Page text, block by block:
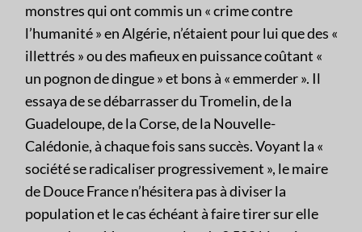
monstres qui ont commis un « crime contre
l’humanité » en Algérie, n’étaient pour lui que des «
illettrés » ou des mafieux en puissance coûtant «
un pognon de dingue » et bons à « emmerder ». Il
essaya de se débarrasser du Tromelin, de la
Guadeloupe, de la Corse, de la Nouvelle-
Calédonie, à chaque fois sans succès. Voyant la «
société se radicaliser progressivement », le maire
de Douce France n’hésitera pas à diviser la
population et le cas échéant à faire tirer sur elle